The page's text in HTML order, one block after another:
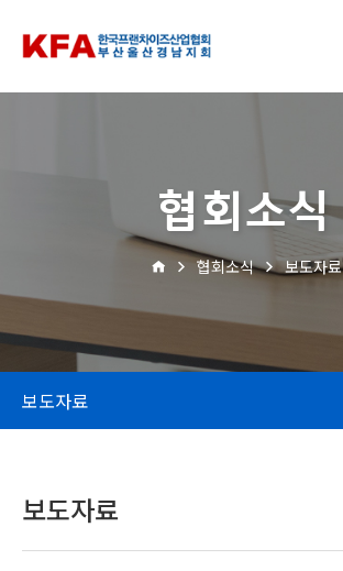
협회소식
협회소식 보도자료
보도자료
보도자료